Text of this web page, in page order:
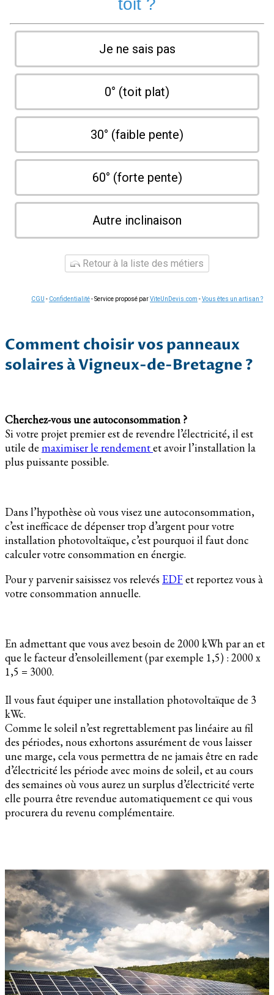
toit ?
Je ne sais pas
0° (toit plat)
30° (faible pente)
60° (forte pente)
Autre inclinaison
Retour à la liste des métiers
CGU - Confidentialité- Service proposé parViteUnDevis.com -Vous êtes un artisan ?
Comment choisir vos panneaux
solaires à Vigneux-de-Bretagne ?
Cherchez-vous une autoconsommation ?
Si votre projet premier est de revendre l’électricité, il est
utile de maximiser le rendementet avoir l’installation la
plus puissante possible.
Dans l’hypothèse où vous visez une autoconsommation,
c’est inefficace de dépenser trop d’argent pour votre
installation photovoltaïque, c’est pourquoi il faut donc
calculer votre consommation en énergie.
Pour y parvenir saisissez vos relevés EDFet reportez vous à
votre consommation annuelle.
En admettant que vous avez besoin de 2000 kWh par an et
que le facteur d’ensoleillement (par exemple 1,5) : 2000 x
1,5 = 3000.
Il vous faut équiper une installation photovoltaïque de 3
kWc.
Comme le soleil n’est regrettablement pas linéaire au fil
des périodes, nous exhortons assurément de vous laisser
une marge, cela vous permettra de ne jamais être en rade
d’électricité les période avec moins de soleil, et au cours
des semaines où vous aurez un surplus d’électricité verte
elle pourra être revendue automatiquement ce qui vous
procurera du revenu complémentaire.